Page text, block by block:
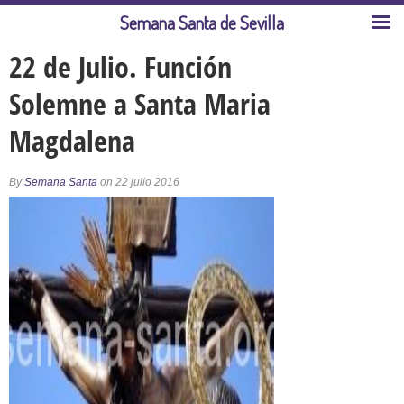
22 de Julio. Función
Solemne a Santa Maria
Magdalena
BySemana Santa on 22 julio 2016
Semana Santa de Sevilla